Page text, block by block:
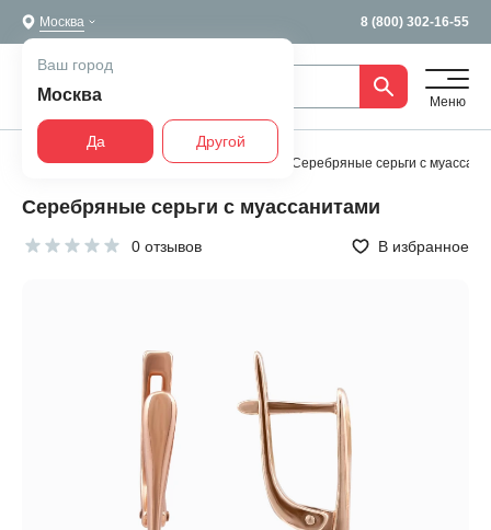
Москва 8 (800) 302-16-55
Ваш город
Москва
Да Другой
Меню
Главная Все украшения Серьги Серебряные серьги с
Серебряные серьги с муассанитами
0 отзывов В избранное